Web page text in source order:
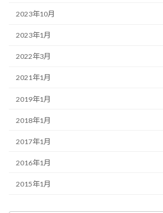
2023年10月
2023年1月
2022年3月
2021年1月
2019年1月
2018年1月
2017年1月
2016年1月
2015年1月